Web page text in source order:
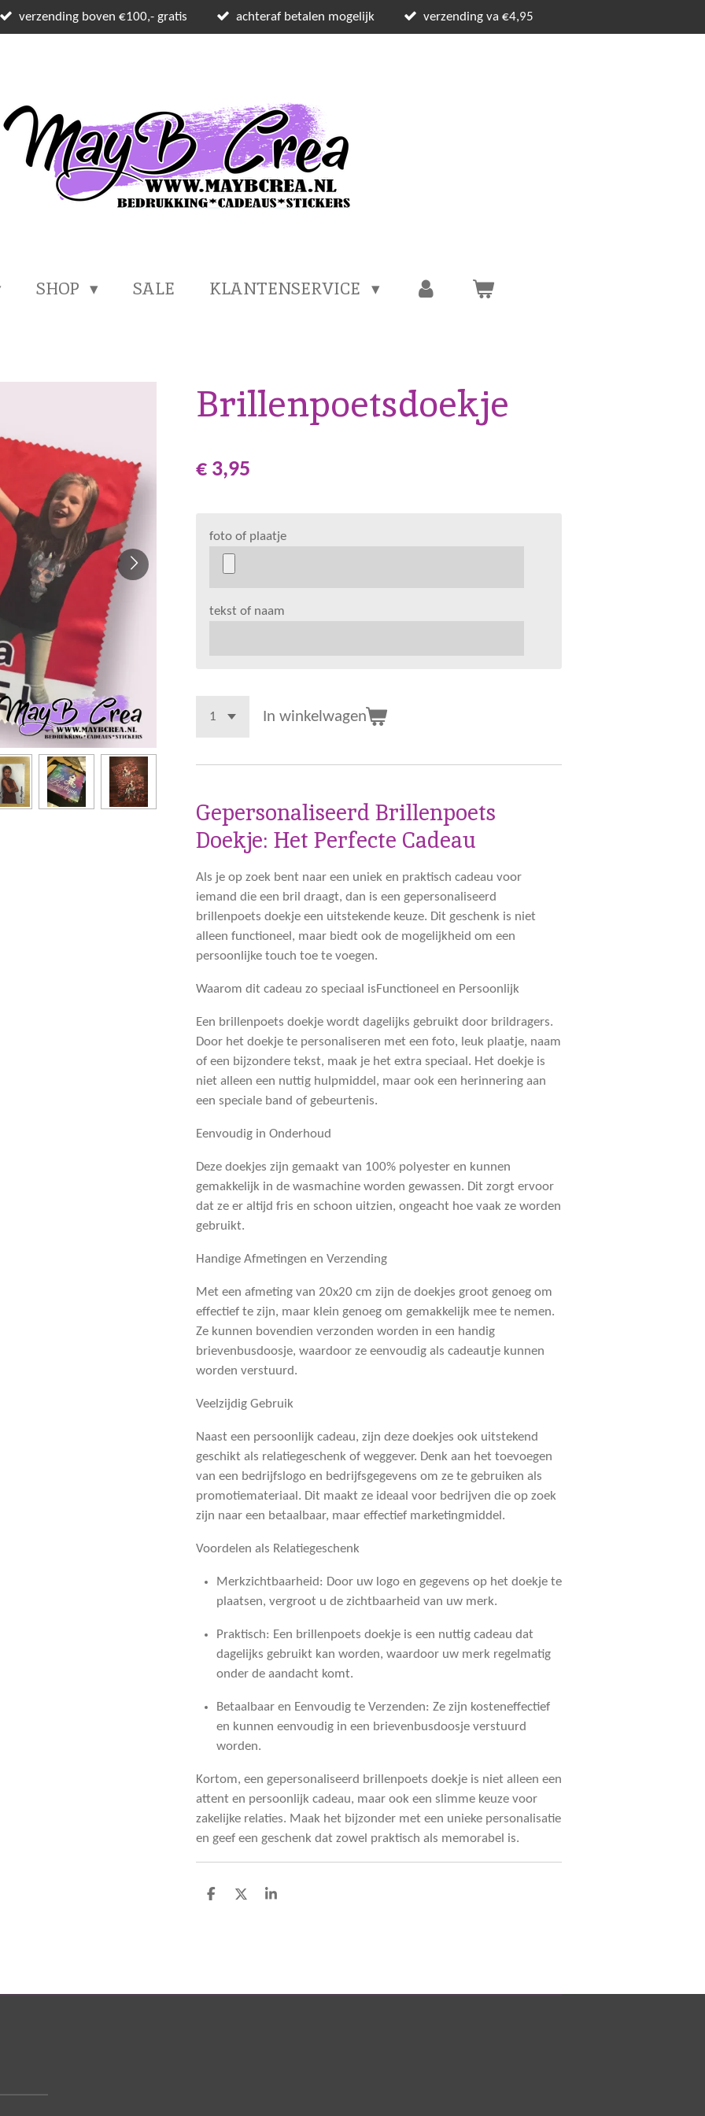
verzending boven €100,- gratis achteraf betalen mogelijk verzending va €4,95
SHOP SALE KLANTENSERVICE
Brillenpoetsdoekje
€ 3,95
foto of plaatje
tekst of naam
In winkelwagen
Gepersonaliseerd Brillenpoets
Doekje: Het Perfecte Cadeau
Als je op zoek bent naar een uniek en praktisch cadeau voor
iemand die een bril draagt, dan is een gepersonaliseerd
brillenpoets doekje een uitstekende keuze. Dit geschenk is niet
alleen functioneel, maar biedt ook de mogelijkheid om een
persoonlijke touch toe te voegen.
Waarom dit cadeau zo speciaal isFunctioneel en Persoonlijk
Een brillenpoets doekje wordt dagelijks gebruikt door brildragers.
Door het doekje te personaliseren met een foto, leuk plaatje, naam
of een bijzondere tekst, maak je het extra speciaal. Het doekje is
niet alleen een nuttig hulpmiddel, maar ook een herinnering aan
een speciale band of gebeurtenis.
Eenvoudig in Onderhoud
Deze doekjes zijn gemaakt van 100% polyester en kunnen
gemakkelijk in de wasmachine worden gewassen. Dit zorgt ervoor
dat ze er altijd fris en schoon uitzien, ongeacht hoe vaak ze worden
gebruikt.
Handige Afmetingen en Verzending
Met een afmeting van 20x20 cm zijn de doekjes groot genoeg om
effectief te zijn, maar klein genoeg om gemakkelijk mee te nemen.
Ze kunnen bovendien verzonden worden in een handig
brievenbusdoosje, waardoor ze eenvoudig als cadeautje kunnen
worden verstuurd.
Veelzijdig Gebruik
Naast een persoonlijk cadeau, zijn deze doekjes ook uitstekend
geschikt als relatiegeschenk of weggever. Denk aan het toevoegen
van een bedrijfslogo en bedrijfsgegevens om ze te gebruiken als
promotiemateriaal. Dit maakt ze ideaal voor bedrijven die op zoek
zijn naar een betaalbaar, maar effectief marketingmiddel.
Voordelen als Relatiegeschenk
Merkzichtbaarheid: Door uw logo en gegevens op het doekje te
plaatsen, vergroot u de zichtbaarheid van uw merk.
Praktisch: Een brillenpoets doekje is een nuttig cadeau dat
dagelijks gebruikt kan worden, waardoor uw merk regelmatig
onder de aandacht komt.
Betaalbaar en Eenvoudig te Verzenden: Ze zijn kosteneffectief
en kunnen eenvoudig in een brievenbusdoosje verstuurd
worden.
Kortom, een gepersonaliseerd brillenpoets doekje is niet alleen een
attent en persoonlijk cadeau, maar ook een slimme keuze voor
zakelijke relaties. Maak het bijzonder met een unieke personalisatie
en geef een geschenk dat zowel praktisch als memorabel is.
D
D
S